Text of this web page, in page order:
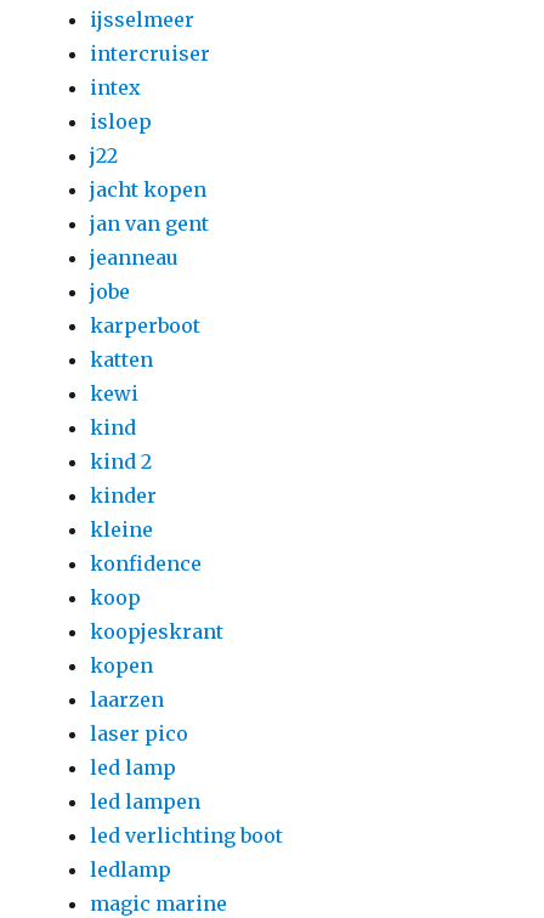
ijsselmeer
intercruiser
intex
isloep
j22
jacht kopen
jan van gent
jeanneau
jobe
karperboot
katten
kewi
kind
kind 2
kinder
kleine
konfidence
koop
koopjeskrant
kopen
laarzen
laser pico
led lamp
led lampen
led verlichting boot
ledlamp
magic marine